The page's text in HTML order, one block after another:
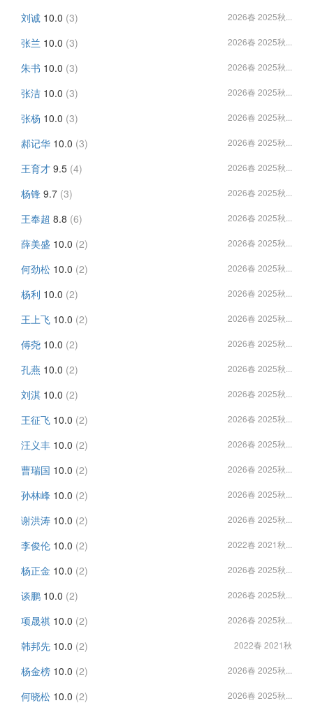
刘诚 10.0 (3) 2026春 2025秋...
张兰 10.0 (3) 2026春 2025秋...
朱书 10.0 (3) 2026春 2025秋...
张洁 10.0 (3) 2026春 2025秋...
张杨 10.0 (3) 2026春 2025秋...
郝记华 10.0 (3) 2026春 2025秋...
王育才 9.5 (4) 2026春 2025秋...
杨锋 9.7 (3) 2026春 2025秋...
王奉超 8.8 (6) 2026春 2025秋...
薛美盛 10.0 (2) 2026春 2025秋...
何劲松 10.0 (2) 2026春 2025秋...
杨利 10.0 (2) 2026春 2025秋...
王上飞 10.0 (2) 2026春 2025秋...
傅尧 10.0 (2) 2026春 2025秋...
孔燕 10.0 (2) 2026春 2025秋...
刘淇 10.0 (2) 2026春 2025秋...
王征飞 10.0 (2) 2026春 2025秋...
汪义丰 10.0 (2) 2026春 2025秋...
曹瑞国 10.0 (2) 2026春 2025秋...
孙林峰 10.0 (2) 2026春 2025秋...
谢洪涛 10.0 (2) 2026春 2025秋...
李俊伦 10.0 (2) 2022春 2021秋...
杨正金 10.0 (2) 2026春 2025秋...
谈鹏 10.0 (2) 2026春 2025秋...
项晟祺 10.0 (2) 2026春 2025秋...
韩邦先 10.0 (2) 2022春 2021秋
杨金榜 10.0 (2) 2026春 2025秋...
何晓松 10.0 (2) 2026春 2025秋...